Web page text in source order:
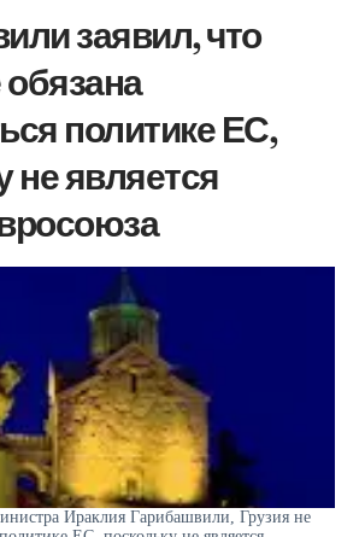
заявил, что
обязана
политике ЕС,
не является
Ираклия Гарибашвили, Грузия не